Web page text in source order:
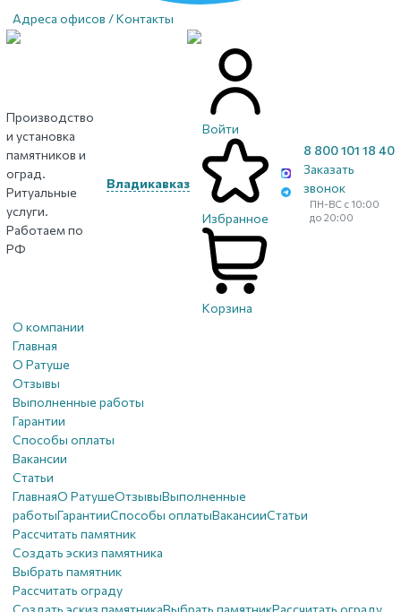
Адреса офисов / Контакты
Производство
и установка
памятников и
оград.
Ритуальные
услуги.
Работаем по
РФ
Владикавказ
Войти
Избранное
Корзина
8 800 101 18 40
Заказать
звонок
ПН-ВС с 10:00
до 20:00
О компании
Главная
О Ратуше
Отзывы
Выполненные работы
Гарантии
Способы оплаты
Вакансии
Статьи
ГлавнаяО РатушеОтзывыВыполненные
работыГарантииСпособы оплатыВакансииСтатьи
Рассчитать памятник
Создать эскиз памятника
Выбрать памятник
Рассчитать ограду
Создать эскиз памятникаВыбрать памятникРассчитать ограду